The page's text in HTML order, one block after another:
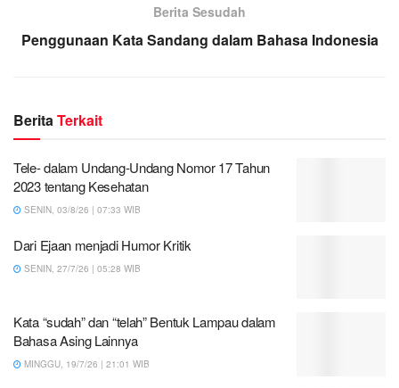
Berita Sesudah
Penggunaan Kata Sandang dalam Bahasa Indonesia
BeritaTerkait
Tele- dalam Undang-Undang Nomor 17 Tahun
2023 tentang Kesehatan
SENIN, 03/8/26 | 07:33 WIB
Dari Ejaan menjadi Humor Kritik
SENIN, 27/7/26 | 05:28 WIB
Kata “sudah” dan “telah” Bentuk Lampau dalam
Bahasa Asing Lainnya
MINGGU, 19/7/26 | 21:01 WIB